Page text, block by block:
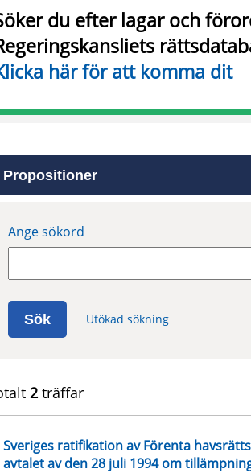
du efter lagar och
här för att komma dit
Propositioner
Ange sökord
Sök Utökad sökning
2 träffar
Sveriges ratifikation av Förenta
avtalet av den 28 juli 1994 om